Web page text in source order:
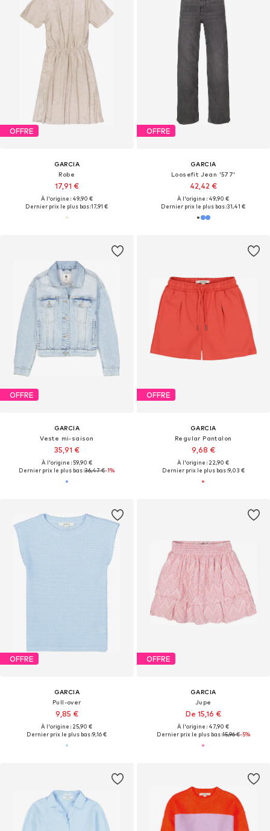
OFFRE
GARCIA
Robe
17,91 €
À l'origine : 49,90 €
Dernier prix le plus bas :17,91 €
OFFRE
GARCIA
Loosefit Jean '577'
42,42 €
À l'origine : 49,90 €
Dernier prix le plus bas :31,41 €
OFFRE
GARCIA
Veste mi-saison
35,91 €
À l'origine : 59,90 €
Dernier prix le plus bas :36,47 €-1%
OFFRE
GARCIA
Regular Pantalon
9,68 €
À l'origine : 22,90 €
Dernier prix le plus bas :9,03 €
OFFRE
GARCIA
Pull-over
9,85 €
À l'origine : 25,90 €
Dernier prix le plus bas :9,16 €
OFFRE
GARCIA
Jupe
De 15,16 €
À l'origine : 47,90 €
Dernier prix le plus bas :15,96 €-5%